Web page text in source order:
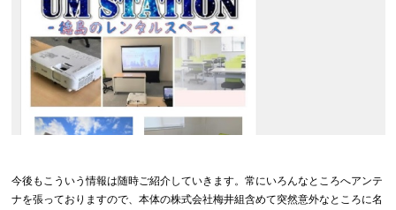
今後もこういう情報は随時ご紹介していきます。常にいろんなところへアンテ
ナを張っておりますので、本体の株式会社梅井組含めて突然意外なところに名